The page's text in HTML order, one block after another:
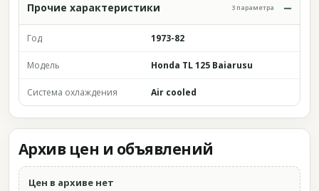
Прочие характеристики 3 параметра
Год 1973-82
Модель Honda TL 125 Baiarusu
Система охлаждения Air cooled
Архив цен и объявлений
Цен в архиве нет